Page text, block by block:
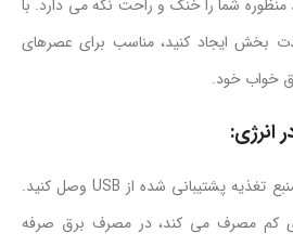
شما را خنک و راحت نگه می دارد. با
بخش ایجاد کنید، مناسب برای عصرهای
خواب خود.
انرژی:
به سادگی فن هوا را به هر منبع تغذیه پشتیبانی شده از USB وصل کنید.
کم مصرف می کند، در مصرف برق صرفه